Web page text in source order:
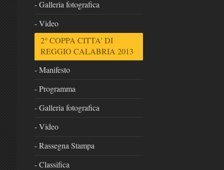
- Galleria fotografica
- Video
2° COPPA CITTA' DI
REGGIO CALABRIA 2013
- Manifesto
- Programma
- Galleria fotografica
- Video
- Rassegna Stampa
- Classifica